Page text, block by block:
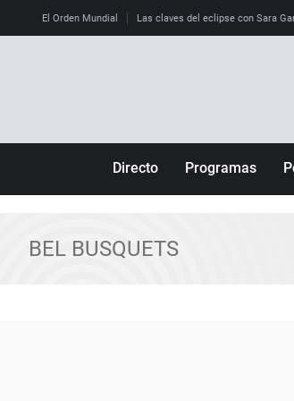
El Orden Mundial Las claves del eclipse con Sara
Directo Programas
Julia en la onda
BEL BUSQUETS